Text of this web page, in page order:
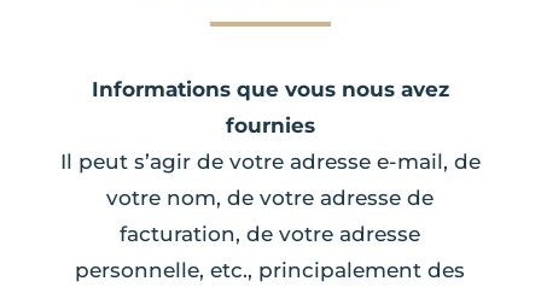
Informations que vous nous avez
fournies
Il peut s’agir de votre adresse e-mail, de
votre nom, de votre adresse de
facturation, de votre adresse
personnelle, etc., principalement des